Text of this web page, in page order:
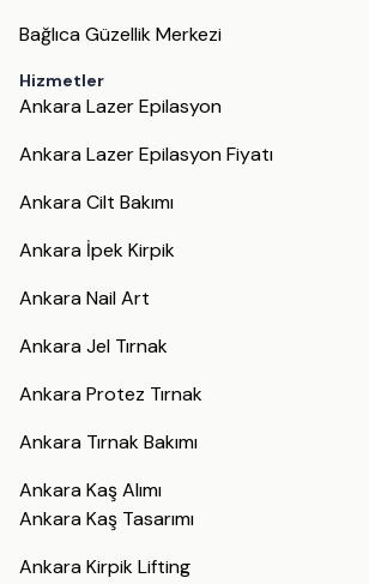
Bağlıca Güzellik Merkezi
Hizmetler
Ankara Lazer Epilasyon
Ankara Lazer Epilasyon Fiyatı
Ankara Cilt Bakımı
Ankara İpek Kirpik
Ankara Nail Art
Ankara Jel Tırnak
Ankara Protez Tırnak
Ankara Tırnak Bakımı
Ankara Kaş Alımı
Ankara Kaş Tasarımı
Ankara Kirpik Lifting